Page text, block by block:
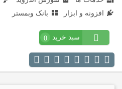
افزونه و ابزار
بانک وبمستر
سبد خرید 0